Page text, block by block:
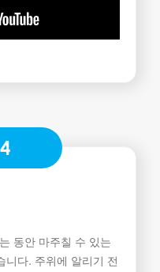
동안 마주칠 수 있는
니다. 주위에 알리기 전